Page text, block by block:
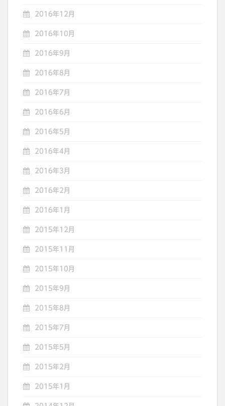
2016年12月
2016年10月
2016年9月
2016年8月
2016年7月
2016年6月
2016年5月
2016年4月
2016年3月
2016年2月
2016年1月
2015年12月
2015年11月
2015年10月
2015年9月
2015年8月
2015年7月
2015年5月
2015年2月
2015年1月